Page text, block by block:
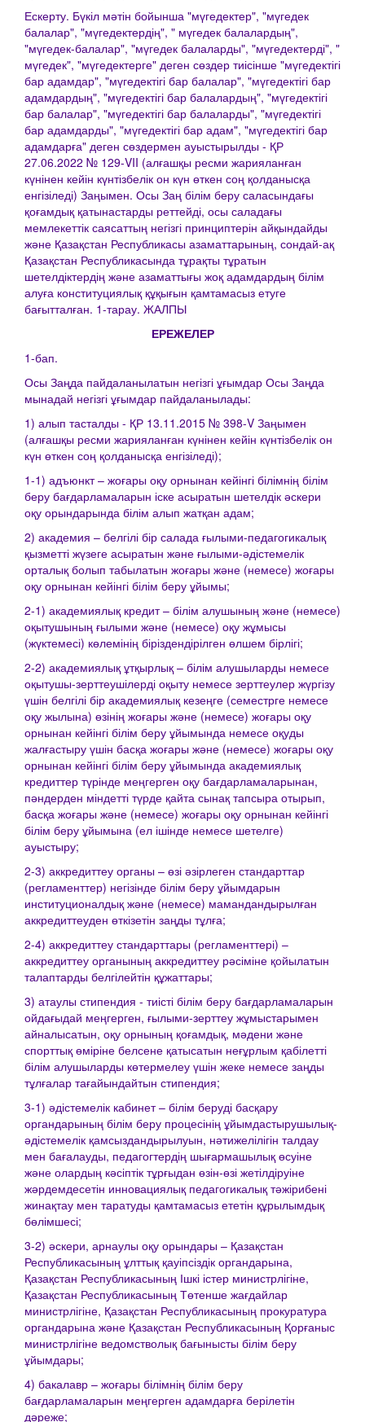
Ескерту. Бүкіл мәтін бойынша "мүгедектер", "мүгедек
балалар", "мүгедектердің", " мүгедек балалардың",
"мүгедек-балалар", "мүгедек балаларды", "мүгедектерді", "
мүгедек", "мүгедектерге" деген сөздер тиісінше "мүгедектігі
бар адамдар", "мүгедектігі бар балалар", "мүгедектігі бар
адамдардың", "мүгедектігі бар балалардың", "мүгедектігі
бар балалар", "мүгедектігі бар балаларды", "мүгедектігі
бар адамдарды", "мүгедектігі бар адам", "мүгедектігі бар
адамдарға" деген сөздермен ауыстырылды - ҚР
27.06.2022 № 129-VII (алғашқы ресми жарияланған
күнінен кейін күнтізбелік он күн өткен соң қолданысқа
енгізіледі) Заңымен. Осы Заң білім беру саласындағы
қоғамдық қатынастарды реттейді, осы саладағы
мемлекеттік саясаттың негізгі принциптерін айқындайды
және Қазақстан Республикасы азаматтарының, сондай-ақ
Қазақстан Республикасында тұрақты тұратын
шетелдіктердің және азаматтығы жоқ адамдардың білім
алуға конституциялық құқығын қамтамасыз етуге
бағытталған. 1-тарау. ЖАЛПЫ
ЕРЕЖЕЛЕР
1-бап.
Осы Заңда пайдаланылатын негізгі ұғымдар Осы Заңда
мынадай негізгі ұғымдар пайдаланылады:
1) алып тасталды - ҚР 13.11.2015 № 398-V Заңымен
(алғашқы ресми жарияланған күнінен кейін күнтізбелік он
күн өткен соң қолданысқа енгізіледі);
1-1) адъюнкт – жоғары оқу орнынан кейінгі білімнің білім
беру бағдарламаларын іске асыратын шетелдік әскери
оқу орындарында білім алып жатқан адам;
2) академия – белгілі бір салада ғылыми-педагогикалық
қызметті жүзеге асыратын және ғылыми-әдістемелік
орталық болып табылатын жоғары және (немесе) жоғары
оқу орнынан кейінгі білім беру ұйымы;
2-1) академиялық кредит – білім алушының және (немесе)
оқытушының ғылыми және (немесе) оқу жұмысы
(жүктемесі) көлемінің біріздендірілген өлшем бірлігі;
2-2) академиялық ұтқырлық – білім алушыларды немесе
оқытушы-зерттеушілерді оқыту немесе зерттеулер жүргізу
үшін белгілі бір академиялық кезеңге (семестрге немесе
оқу жылына) өзінің жоғары және (немесе) жоғары оқу
орнынан кейінгі білім беру ұйымында немесе оқуды
жалғастыру үшін басқа жоғары және (немесе) жоғары оқу
орнынан кейінгі білім беру ұйымында академиялық
кредиттер түрінде меңгерген оқу бағдарламаларынан,
пәндерден міндетті түрде қайта сынақ тапсыра отырып,
басқа жоғары және (немесе) жоғары оқу орнынан кейінгі
білім беру ұйымына (ел ішінде немесе шетелге)
ауыстыру;
2-3) аккредиттеу органы – өзі әзірлеген стандарттар
(регламенттер) негізінде білім беру ұйымдарын
институционалдық және (немесе) мамандандырылған
аккредиттеуден өткізетін заңды тұлға;
2-4) аккредиттеу стандарттары (регламенттері) –
аккредиттеу органының аккредиттеу рәсіміне қойылатын
талаптарды белгілейтін құжаттары;
3) атаулы стипендия - тиісті білім беру бағдарламаларын
ойдағыдай меңгерген, ғылыми-зерттеу жұмыстарымен
айналысатын, оқу орнының қоғамдық, мәдени және
спорттық өміріне белсене қатысатын неғұрлым қабілетті
білім алушыларды көтермелеу үшін жеке немесе заңды
тұлғалар тағайындайтын стипендия;
3-1) әдістемелік кабинет – білім беруді басқару
органдарының білім беру процесінің ұйымдастырушылық-
әдістемелік қамсыздандырылуын, нәтижелілігін талдау
мен бағалауды, педагогтердің шығармашылық өсуіне
және олардың кәсіптік тұрғыдан өзін-өзі жетілдіруіне
жәрдемдесетін инновациялық педагогикалық тәжірибені
жинақтау мен таратуды қамтамасыз ететін құрылымдық
бөлімшесі;
3-2) әскери, арнаулы оқу орындары – Қазақстан
Республикасының ұлттық қауіпсіздік органдарына,
Қазақстан Республикасының Ішкі істер министрлігіне,
Қазақстан Республикасының Төтенше жағдайлар
министрлігіне, Қазақстан Республикасының прокуратура
органдарына және Қазақстан Республикасының Қорғаныс
министрлігіне ведомстволық бағынысты білім беру
ұйымдары;
4) бакалавр – жоғары білімнің білім беру
бағдарламаларын меңгерген адамдарға берілетін
дәреже;